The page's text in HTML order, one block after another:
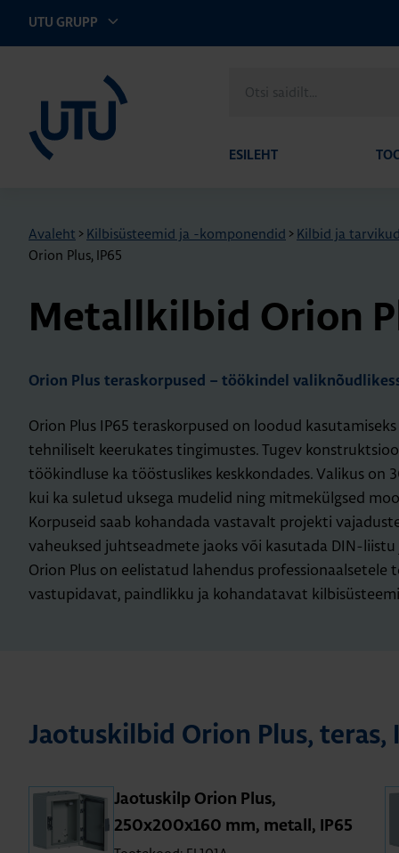
UTU GRUPP
saidilt
ESILEHT
Avaleht > Kilbisüsteemid ja -komponendid > Kilbid ja tarvikud
Orion Plus, IP65
Metall­kil­bid Orion
Orion Plus teraskorpused – töökindel
Orion Plus IP65 teraskorpused on loodud
tehniliselt keerukates tingimustes. Tugev
töökindluse ka tööstuslikes keskkondades. Valikus on
kui ka suletud uksega mudelid ning mitmekülgsed
Korpuseid saab kohandada vastavalt projekti
vaheuksed juhtseadmete jaoks või kasutada DIN-
Orion Plus on eelistatud lahendus professionaalsetele
vastupidavat, paindlikku ja kohandatavat
Jao­tus­kil­bid Orion Plus, teras,
Jao­tus­kilp Orion Plus,
250x200x160 mm, metall, IP65